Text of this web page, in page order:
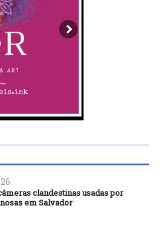
clandestinas usadas por
em Salvador